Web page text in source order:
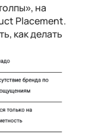
на
Placement.
как делать